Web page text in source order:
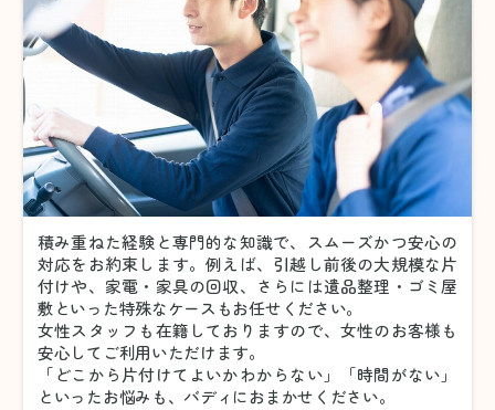
積み重ねた経験と専門的な知識で、スムーズかつ安心の
対応をお約束します。例えば、引越し前後の大規模な片
付けや、家電・家具の回収、さらには遺品整理・ゴミ屋
敷といった特殊なケースもお任せください。
女性スタッフも在籍しておりますので、女性のお客様も
安心してご利用いただけます。
「どこから片付けてよいかわからない」「時間がない」
といったお悩みも、バディにおまかせください。